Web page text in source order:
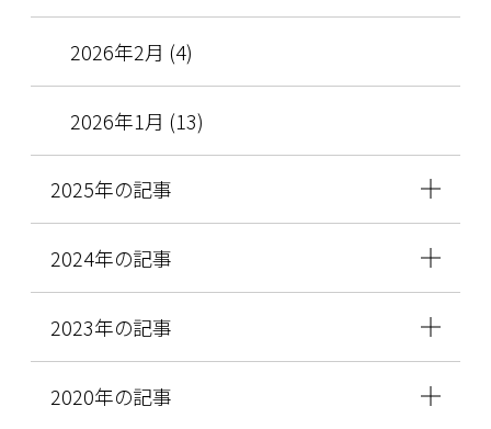
2026年2月 (4)
2026年1月 (13)
2025年の記事
2024年の記事
2023年の記事
2020年の記事